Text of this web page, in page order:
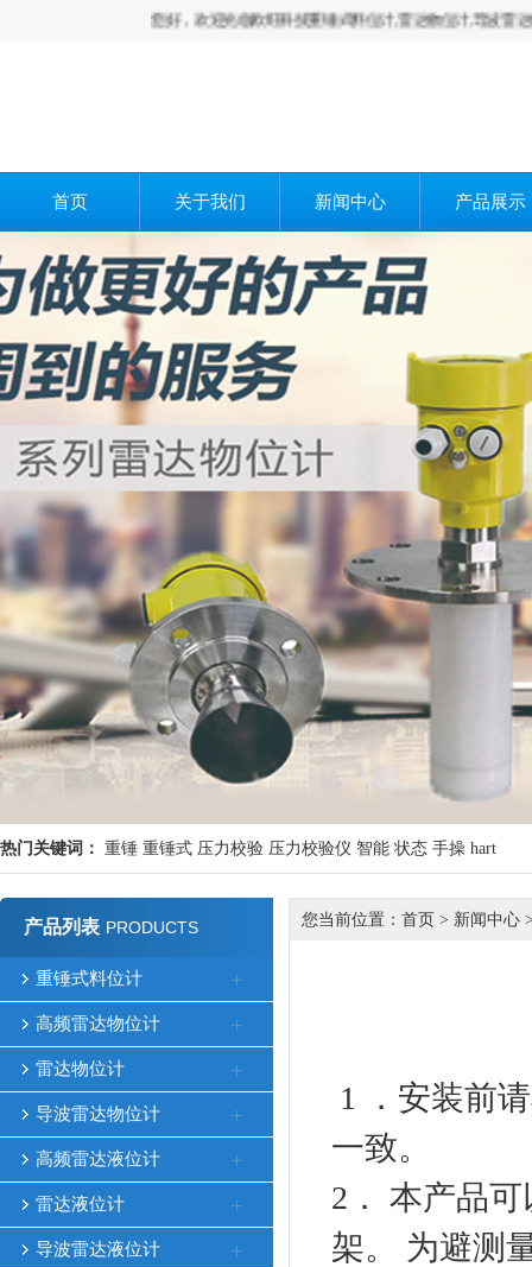
您好，欢迎光临欧旺科技重锤式料位计,雷达物位计,导波雷达物位
首页 关于我们 新闻中心 产品展示
热门关键词： 重锤 重锤式 压力校验 压力校验仪 智能 状态 手操 hart
产品列表 PRODUCTS
重锤式料位计
高频雷达物位计
雷达物位计
导波雷达物位计
高频雷达液位计
雷达液位计
导波雷达液位计
您当前位置： 首页 > 新闻中心
1 ．安装前
一致。
2． 本产品
架。 为避测